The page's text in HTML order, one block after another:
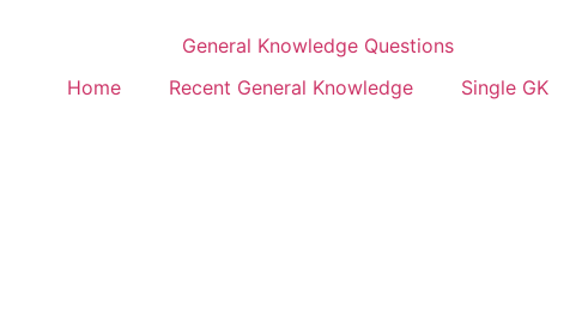
Home Recent General Knowledge Single GK